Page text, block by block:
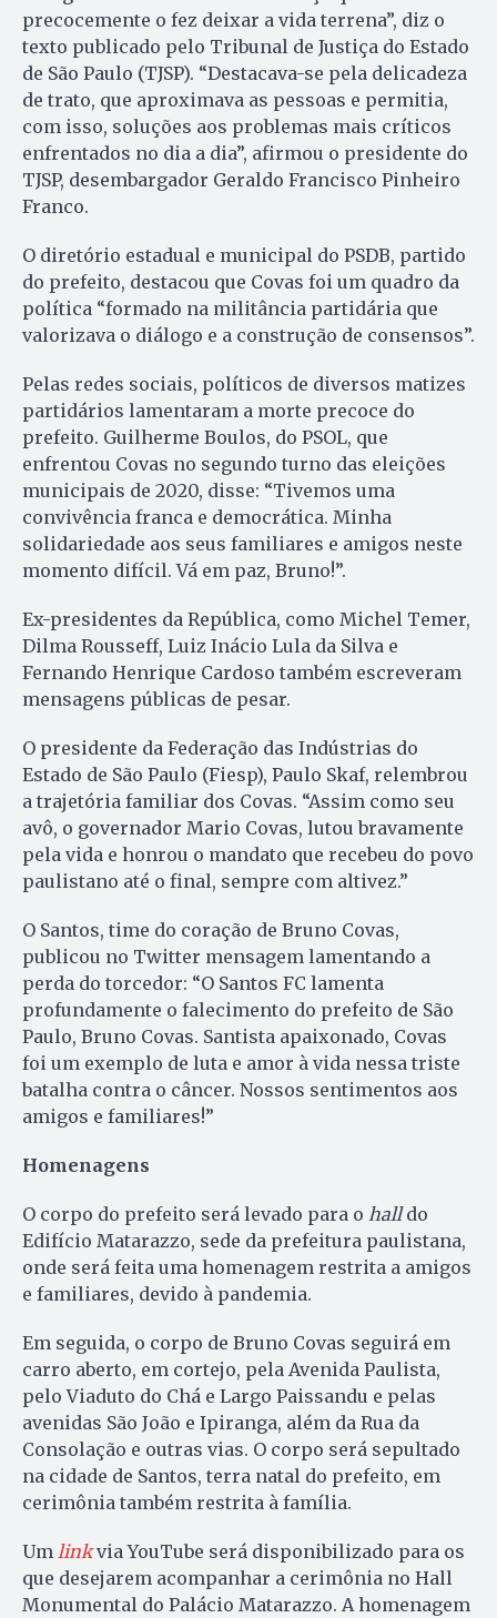
precocemente o fez deixar a vida terrena”, diz o
texto publicado pelo Tribunal de Justiça do Estado
de São Paulo (TJSP). “Destacava-se pela delicadeza
de trato, que aproximava as pessoas e permitia,
com isso, soluções aos problemas mais críticos
enfrentados no dia a dia”, afirmou o presidente do
TJSP, desembargador Geraldo Francisco Pinheiro
Franco.
O diretório estadual e municipal do PSDB, partido
do prefeito, destacou que Covas foi um quadro da
política “formado na militância partidária que
valorizava o diálogo e a construção de consensos”.
Pelas redes sociais, políticos de diversos matizes
partidários lamentaram a morte precoce do
prefeito. Guilherme Boulos, do PSOL, que
enfrentou Covas no segundo turno das eleições
municipais de 2020, disse: “Tivemos uma
convivência franca e democrática. Minha
solidariedade aos seus familiares e amigos neste
momento difícil. Vá em paz, Bruno!”.
Ex-presidentes da República, como Michel Temer,
Dilma Rousseff, Luiz Inácio Lula da Silva e
Fernando Henrique Cardoso também escreveram
mensagens públicas de pesar.
O presidente da Federação das Indústrias do
Estado de São Paulo (Fiesp), Paulo Skaf, relembrou
a trajetória familiar dos Covas. “Assim como seu
avô, o governador Mario Covas, lutou bravamente
pela vida e honrou o mandato que recebeu do povo
paulistano até o final, sempre com altivez.”
O Santos, time do coração de Bruno Covas,
publicou no Twitter mensagem lamentando a
perda do torcedor: “O Santos FC lamenta
profundamente o falecimento do prefeito de São
Paulo, Bruno Covas. Santista apaixonado, Covas
foi um exemplo de luta e amor à vida nessa triste
batalha contra o câncer. Nossos sentimentos aos
amigos e familiares!”
Homenagens
O corpo do prefeito será levado para o halldo
Edifício Matarazzo, sede da prefeitura paulistana,
onde será feita uma homenagem restrita a amigos
e familiares, devido à pandemia.
Em seguida, o corpo de Bruno Covas seguirá em
carro aberto, em cortejo, pela Avenida Paulista,
pelo Viaduto do Chá e Largo Paissandu e pelas
avenidas São João e Ipiranga, além da Rua da
Consolação e outras vias. O corpo será sepultado
na cidade de Santos, terra natal do prefeito, em
cerimônia também restrita à família.
Um linkvia YouTube será disponibilizado para os
que desejarem acompanhar a cerimônia no Hall
Monumental do Palácio Matarazzo. A homenagem